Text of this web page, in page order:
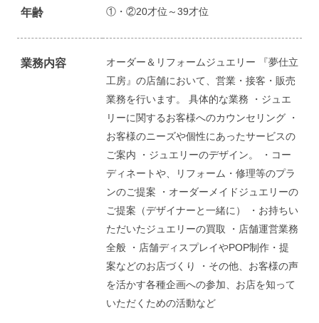
年齢 ①・②20才位～39才位
業務内容
オーダー＆リフォームジュエリー 『夢仕立
工房』の店舗において、営業・接客・販売
業務を行います。 具体的な業務 ・ジュエ
リーに関するお客様へのカウンセリング ・
お客様のニーズや個性にあったサービスの
ご案内 ・ジュエリーのデザイン。 ・コー
ディネートや、リフォーム・修理等のプラ
ンのご提案 ・オーダーメイドジュエリーの
ご提案（デザイナーと一緒に） ・お持ちい
ただいたジュエリーの買取 ・店舗運営業務
全般 ・店舗ディスプレイやPOP制作・提
案などのお店づくり ・その他、お客様の声
を活かす各種企画への参加、お店を知って
いただくための活動など